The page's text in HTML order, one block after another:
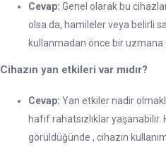
Cevap: Genel olarak bu
olsa da, hamileler veya belirli
kullanmadan önce bir uzmana
Cihazın yan etkileri var mıdır?
Cevap: Yan etkiler nadir
hafif rahatsızlıklar
görüldüğünde , cihazın